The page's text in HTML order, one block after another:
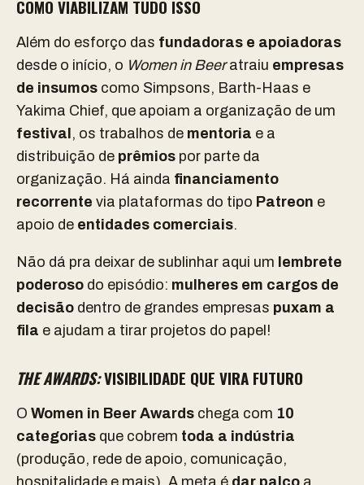
COMO VIABILIZAM TUDO ISSO
Além do esforço das fundadoras e apoiadoras
desde o início, o Women in Beeratraiu empresas
de insumos como Simpsons, Barth-Haas e
Yakima Chief, que apoiam a organização de um
festival , os trabalhos de mentoria e a
distribuição de prêmios por parte da
organização. Há ainda financiamento
recorrente via plataformas do tipo Patreon e
apoio de entidades comerciais.
Não dá pra deixar de sublinhar aqui um lembrete
poderoso do episódio: mulheres em cargos de
decisão dentro de grandes empresas puxam a
fila e ajudam a tirar projetos do papel!
THE AWARDS:VISIBILIDADE QUE VIRA FUTURO
O Women in Beer Awards chega com 10
categorias que cobrem toda a indústria
(produção, rede de apoio, comunicação,